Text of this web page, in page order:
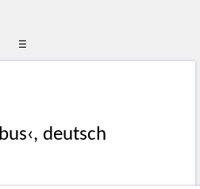
☰
deutsch